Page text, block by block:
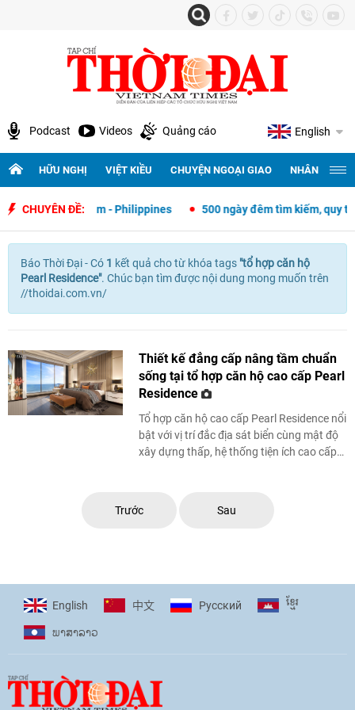
Podcast Videos Quảng cáo English
HỮU NGHỊ VIỆT KIỀU CHUYỆN NGOẠI GIAO NHÂN
CHUYÊN ĐỀ:
giao Việt Nam - Philippines 500 ngày đêm tìm kiếm, quy
Báo Thời Đại - Có 1 kết quả chotừ khóa tags "tổ hợp căn hộ
Pearl Residence". Chúc bạn tìm được nội dung mong muốn trên
//thoidai.com.vn/
Thiết kế đẳng cấp nâng tầm chuẩn
sống tại tổ hợp căn hộ cao cấp Pearl
Residence
Tổ hợp căn hộ cao cấp Pearl Residence nổi
bật với vị trí đắc địa sát biển cùng mật độ
xây dựng thấp, hệ thống tiện ích cao cấp
Trước Sau
English 中文 Pусский ខ្មែរ
ພາ​ສາ​ລາວ